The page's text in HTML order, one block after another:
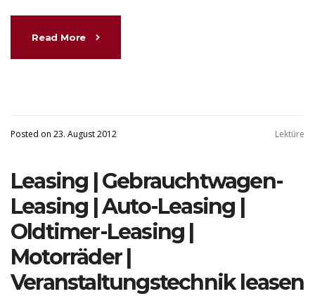
Read More
Posted on 23. August 2012 Lektüre
Leasing | Gebrauchtwagen-
Leasing | Auto-Leasing |
Oldtimer-Leasing |
Motorräder |
Veranstaltungstechnik leasen